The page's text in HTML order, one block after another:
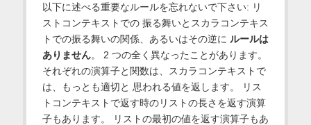
以下に述べる重要なルールを忘れないで下さい: リ
ストコンテキストでの 振る舞いとスカラコンテキス
トでの振る舞いの関係、あるいはその逆に ルールは
ありません。 2 つの全く異なったことがあります。
それぞれの演算子と関数は、スカラコンテキストで
は、もっとも適切と 思われる値を返します。 リス
トコンテキストで返す時のリストの長さを返す演算
子もあります。 リストの最初の値を返す演算子もあ